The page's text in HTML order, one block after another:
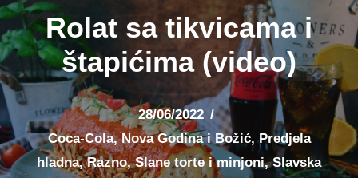
Rolat sa tikvicama i
štapićima (video)
28/06/2022
Coca-Cola,Nova Godina i Božić,Predjela
hladna,Razno,Slane torte i minjoni,Slavska